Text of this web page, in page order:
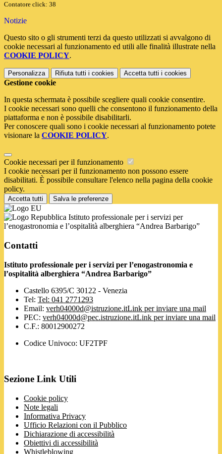
Contatore click: 38
Notizie
Questo sito o gli strumenti terzi da questo utilizzati si avvalgono di
cookie necessari al funzionamento ed utili alle finalità illustrate nella
COOKIE POLICY.
Personalizza Rifiuta tutti i cookies Accetta tutti i cookies
Gestione cookie
In questa schermata è possibile scegliere quali cookie consentire.
I cookie necessari sono quelli che consentono il funzionamento della
piattaforma e non è possibile disabilitarli.
Per conoscere quali sono i cookie necessari al funzionamento potete
visionare la COOKIE POLICY.
Cookie necessari per il funzionamento
I cookie necessari per il funzionamento non possono essere
disabilitati. È possibile consultare l'elenco nella pagina della cookie
policy.
Accetta tutti Salva le preferenze
Istituto professionale per i servizi per
l’enogastronomia e l’ospitalità alberghiera “Andrea Barbarigo”
Contatti
Istituto professionale per i servizi per l’enogastronomia e
l’ospitalità alberghiera “Andrea Barbarigo”
Castello 6395/C 30122 - Venezia
Tel: Tel: 041 2771293
Email: verh04000d@istruzione.itLink per inviare una mail
PEC: verh04000d@pec.istruzione.itLink per inviare una mail
C.F.: 80012900272
Codice Univoco: UF2TPF
Sezione Link Utili
Cookie policy
Note legali
Informativa Privacy
Ufficio Relazioni con il Pubblico
Dichiarazione di accessibilità
Obiettivi di accessibilità
Whistleblowing